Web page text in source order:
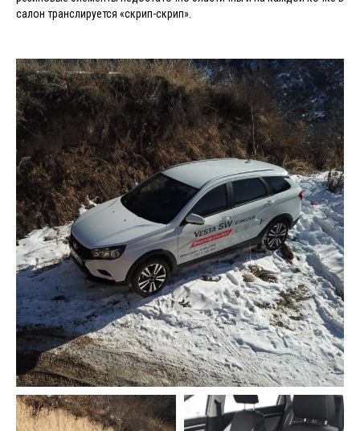
салон транслируется «скрип-скрип».